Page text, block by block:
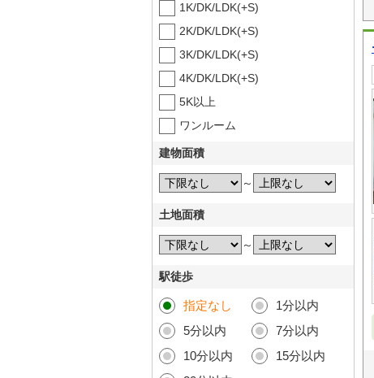
1K/DK/LDK(+S)
2K/DK/LDK(+S)
3K/DK/LDK(+S)
4K/DK/LDK(+S)
5K以上
ワンルーム
建物面積
～
土地面積
～
駅徒歩
指定なし
1分以内
5分以内
7分以内
10分以内
15分以内